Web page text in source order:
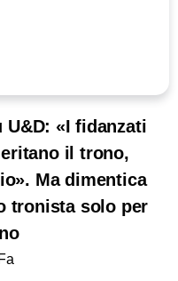
U&D: «I fidanzati
il trono,
Ma dimentica
tronista solo per